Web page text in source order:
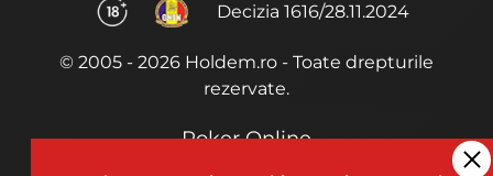
Decizia 1616/28.11.2024
© 2005 - 2026 Holdem.ro - Toate drepturile
rezervate.
Poker Online